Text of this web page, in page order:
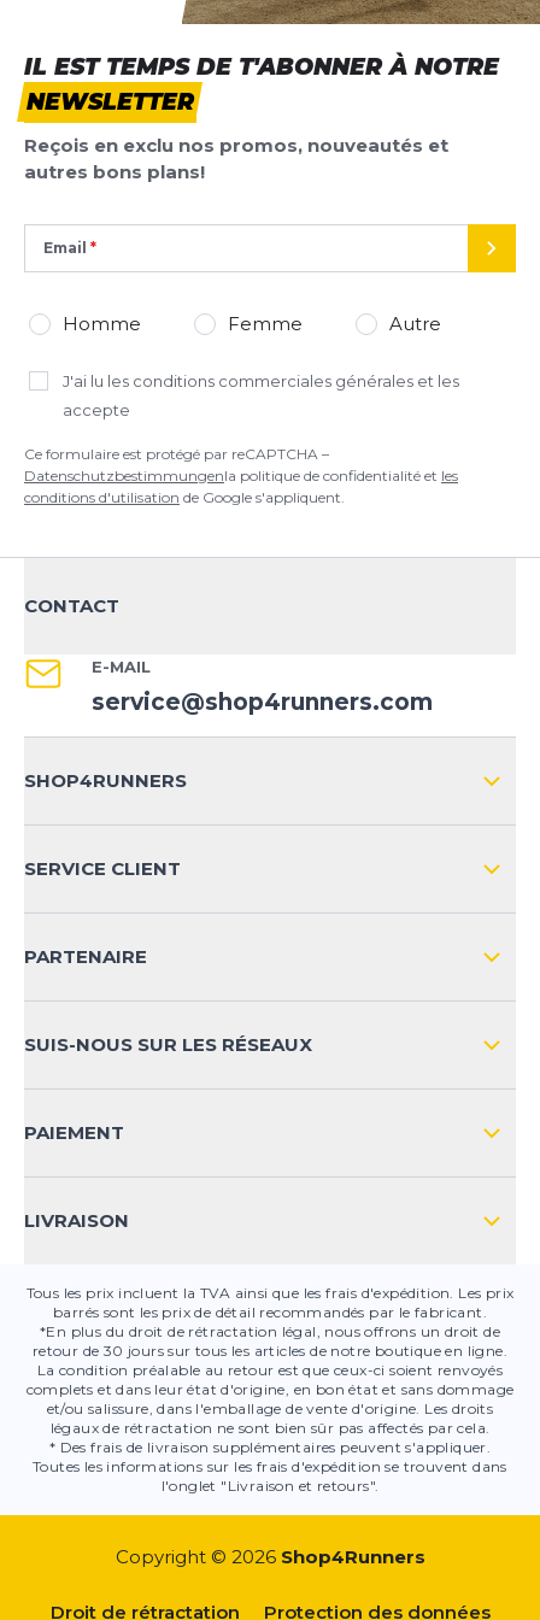
IL EST TEMPS DE T'ABONNER À NOTRE
NEWSLETTER
Reçois en exclu nos promos, nouveautés et
autres bons plans!
Email
Homme Femme Autre
J'ai lu les conditions commerciales générales et les
accepte
Ce formulaire est protégé par reCAPTCHA –
Datenschutzbestimmungenla politique de confidentialité et les
conditions d'utilisation de Google s'appliquent.
CONTACT
E-MAIL
service@shop4runners.com
SHOP4RUNNERS
SERVICE CLIENT
CONTACT
SÉCURITÉ DES PRODUITS
PARTENAIRE
SUIS-NOUS SUR LES RÉSEAUX
PAIEMENT
LIVRAISON
Tous les prix incluent la TVA ainsi que les frais d'expédition. Les prix
barrés sont les prix de détail recommandés par le fabricant.
*En plus du droit de rétractation légal, nous offrons un droit de
retour de 30 jours sur tous les articles de notre boutique en ligne.
La condition préalable au retour est que ceux-ci soient renvoyés
complets et dans leur état d'origine, en bon état et sans dommage
et/ou salissure, dans l'emballage de vente d'origine. Les droits
légaux de rétractation ne sont bien sûr pas affectés par cela.
* Des frais de livraison supplémentaires peuvent s'appliquer.
Toutes les informations sur les frais d'expédition se trouvent dans
l'onglet "Livraison et retours".
Copyright © 2026 Shop4Runners
Droit de rétractation Protection des données